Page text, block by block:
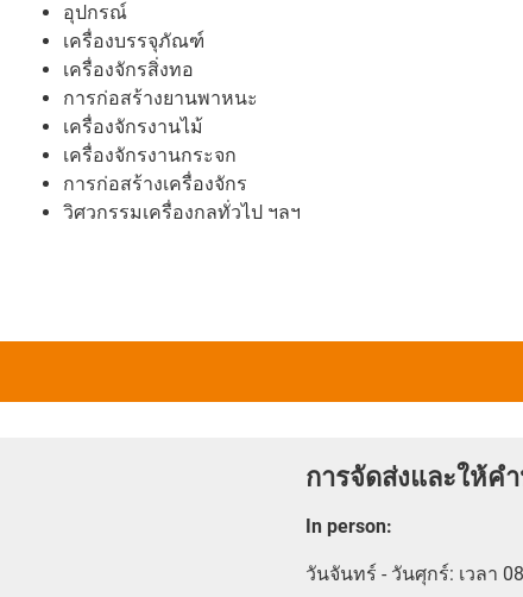
อุปกรณ์
เครื่องบรรจุภัณฑ์
เครื่องจักรสิ่งทอ
การก่อสร้างยานพาหนะ
เครื่องจักรงานไม้
เครื่องจักรงานกระจก
การก่อสร้างเครื่องจักร
วิศวกรรมเครื่องกลทั่วไป ฯลฯ
การจัดส่งและให้ค
In person:
วันจันทร์ - วันศุกร์: เวลา